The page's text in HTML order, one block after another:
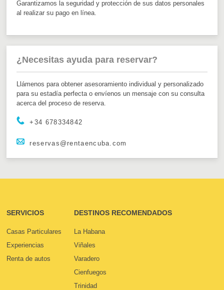
Garantizamos la seguridad y protección de sus datos personales
al realizar su pago en línea.
¿Necesitas ayuda para reservar?
Llámenos para obtener asesoramiento individual y personalizado
para su estadía perfecta o envíenos un mensaje con su consulta
acerca del proceso de reserva.
+34 678334842
reservas@rentaencuba.com
SERVICIOS
Casas Particulares
Experiencias
Renta de autos
DESTINOS RECOMENDADOS
La Habana
Viñales
Varadero
Cienfuegos
Trinidad